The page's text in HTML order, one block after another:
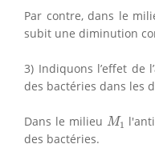
Par contre, dans le
subit une diminution
3) Indiquons l’effet de
des bactéries dans les
Dans le milieu M1
M1
des bactéries.